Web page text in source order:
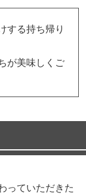
する持ち帰り
が美味しくご
っていただきた